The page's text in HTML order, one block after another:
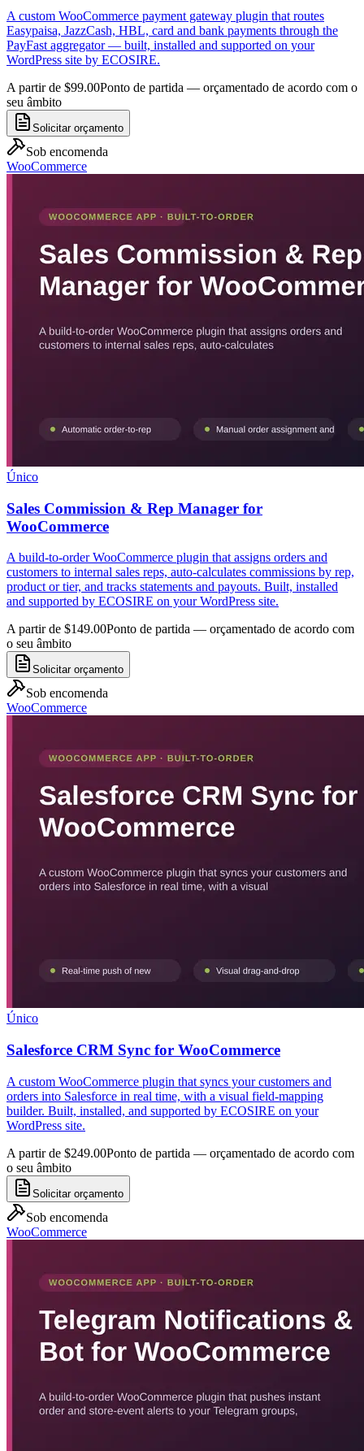
A custom WooCommerce payment gateway plugin that routes
Easypaisa, JazzCash, HBL, card and bank payments through the
PayFast aggregator — built, installed and supported on your
WordPress site by ECOSIRE.
A partir de $99.00Ponto de partida — orçamentado de acordo com o
seu âmbito
Solicitar orçamento
Sob encomenda
WooCommerce
Único
Sales Commission & Rep Manager for
WooCommerce
A build-to-order WooCommerce plugin that assigns orders and
customers to internal sales reps, auto-calculates commissions by rep,
product or tier, and tracks statements and payouts. Built, installed
and supported by ECOSIRE on your WordPress site.
A partir de $149.00Ponto de partida — orçamentado de acordo com
o seu âmbito
Solicitar orçamento
Sob encomenda
WooCommerce
Único
Salesforce CRM Sync for WooCommerce
A custom WooCommerce plugin that syncs your customers and
orders into Salesforce in real time, with a visual field-mapping
builder. Built, installed, and supported by ECOSIRE on your
WordPress site.
A partir de $249.00Ponto de partida — orçamentado de acordo com
o seu âmbito
Solicitar orçamento
Sob encomenda
WooCommerce